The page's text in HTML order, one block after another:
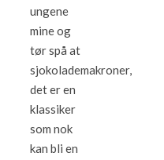
ungene
mine og
tør spå at
sjokolademakroner,
det er en
klassiker
som nok
kan bli en